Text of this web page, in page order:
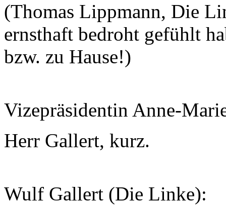
(Thomas Lippmann, Die
ernsthaft bedroht gefühlt
bzw. zu Hause!)
Vizepräsidentin Anne-
Herr Gallert, kurz.
Wulf Gallert (Die Linke):